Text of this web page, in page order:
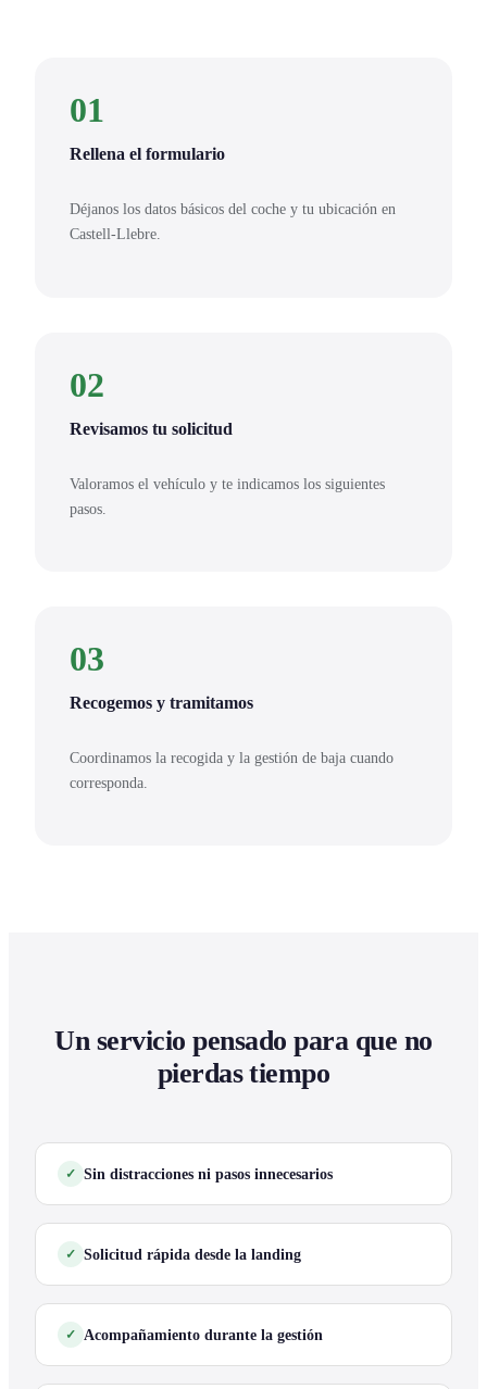
01
Rellena el formulario
Déjanos los datos básicos del coche y tu ubicación en
Castell-Llebre.
02
Revisamos tu solicitud
Valoramos el vehículo y te indicamos los siguientes
pasos.
03
Recogemos y tramitamos
Coordinamos la recogida y la gestión de baja cuando
corresponda.
Un servicio pensado para que no
pierdas tiempo
Sin distracciones ni pasos innecesarios
Solicitud rápida desde la landing
Acompañamiento durante la gestión